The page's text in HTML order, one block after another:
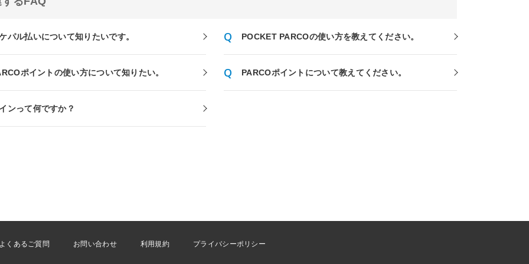
パル払いについて知りたいです。 POCKET PARCOの使い方を教えてください。
ポイントの使い方について知りたい。 PARCOポイントについて教えてください。
ンって何ですか？
よくあるご質問 お問い合わせ 利用規約 プライバシーポリシー